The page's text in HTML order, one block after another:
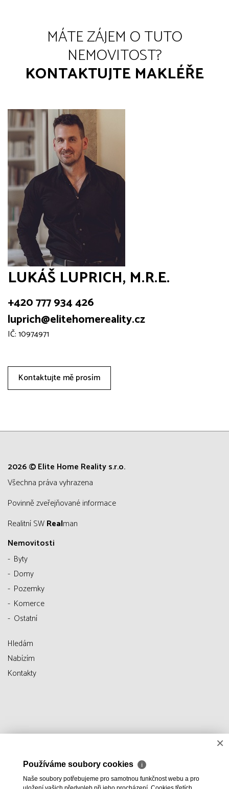
MÁTE ZÁJEM O TUTO
NEMOVITOST?
KONTAKTUJTE MAKLÉŘE
LUKÁŠ LUPRICH, M.R.E.
+420 777 934 426
luprich@elitehomereality.cz
IČ: 10974971
Kontaktujte mě prosím
2026 © Elite Home Reality s.r.o.
všechna práva vyhrazena
Povinně zveřejňované informace
Realitní SWRealman
Nemovitosti
Byty
Domy
Pozemky
Komerce
Ostatní
Hledám
Nabízím
Kontakty
×
Používáme soubory cookies ℹ
Naše soubory potřebujeme pro samotnou funkčnost webu a pro